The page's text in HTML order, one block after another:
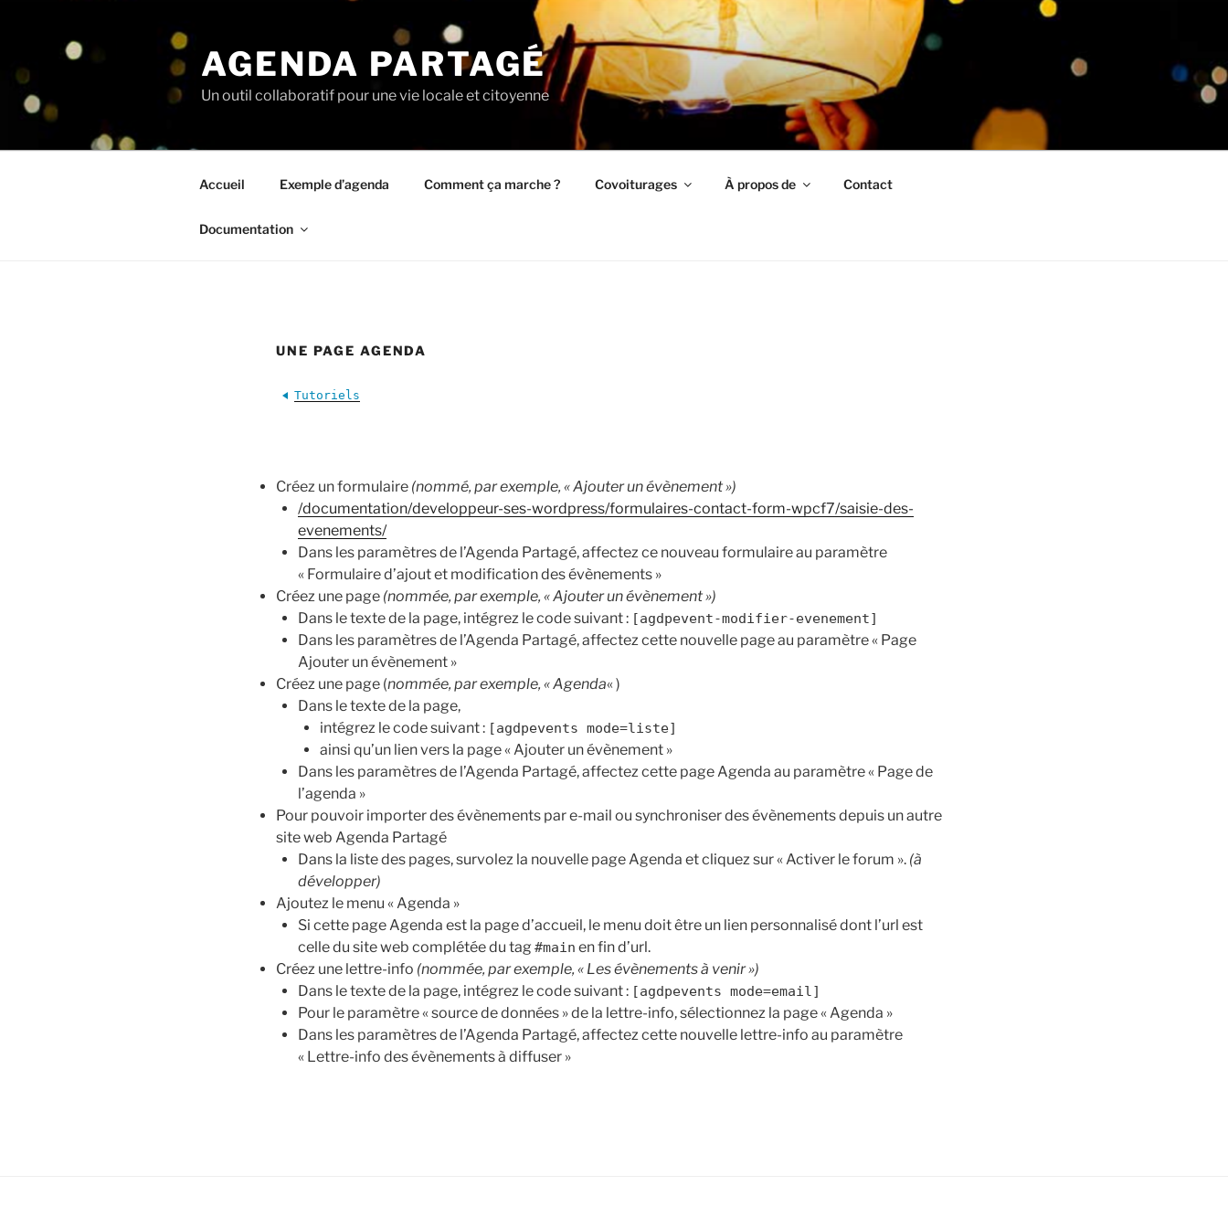
principal
AGENDA PARTAGÉ
Un outil collaboratif pour une vie locale et citoyenne
Accueil Exemple d’agenda Comment ça marche ? Covoiturages À propos de Contact
Documentation
UNE PAGE AGENDA
Tutoriels
Créez un formulaire (nommé, par exemple, « Ajouter un évènement »)
/documentation/developpeur-ses-wordpress/formulaires-contact-form-wpcf7/saisie-des-
evenements/
Dans les paramètres de l’Agenda Partagé, affectez ce nouveau formulaire au paramètre
« Formulaire d’ajout et modification des évènements »
Créez une page (nommée, par exemple, « Ajouter un évènement »)
Dans le texte de la page, intégrez le code suivant : [agdpevent-modifier-evenement]
Dans les paramètres de l’Agenda Partagé, affectez cette nouvelle page au paramètre « Page
Ajouter un évènement »
Créez une page (nommée, par exemple, « Agenda« )
Dans le texte de la page,
intégrez le code suivant : [agdpevents mode=liste]
ainsi qu’un lien vers la page « Ajouter un évènement »
Dans les paramètres de l’Agenda Partagé, affectez cette page Agenda au paramètre « Page de
l’agenda »
Pour pouvoir importer des évènements par e-mail ou synchroniser des évènements depuis un autre
site web Agenda Partagé
Dans la liste des pages, survolez la nouvelle page Agenda et cliquez sur « Activer le forum ». (à
développer)
Ajoutez le menu « Agenda »
Si cette page Agenda est la page d’accueil, le menu doit être un lien personnalisé dont l’url est
celle du site web complétée du tag #main en fin d’url.
Créez une lettre-info (nommée, par exemple, « Les évènements à venir »)
Dans le texte de la page, intégrez le code suivant : [agdpevents mode=email]
Pour le paramètre « source de données » de la lettre-info, sélectionnez la page « Agenda »
Dans les paramètres de l’Agenda Partagé, affectez cette nouvelle lettre-info au paramètre
« Lettre-info des évènements à diffuser »